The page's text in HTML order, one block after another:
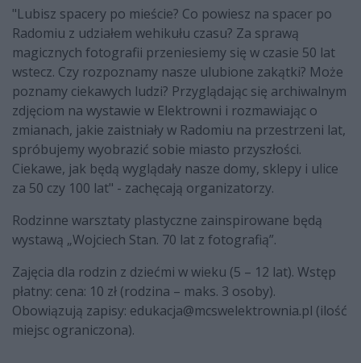
"Lubisz spacery po mieście? Co powiesz na spacer po
Radomiu z udziałem wehikułu czasu? Za sprawą
magicznych fotografii przeniesiemy się w czasie 50 lat
wstecz. Czy rozpoznamy nasze ulubione zakątki? Może
poznamy ciekawych ludzi? Przyglądając się archiwalnym
zdjęciom na wystawie w Elektrowni i rozmawiając o
zmianach, jakie zaistniały w Radomiu na przestrzeni lat,
spróbujemy wyobrazić sobie miasto przyszłości.
Ciekawe, jak będą wyglądały nasze domy, sklepy i ulice
za 50 czy 100 lat" - zachęcają organizatorzy.
Rodzinne warsztaty plastyczne zainspirowane będą
wystawą „Wojciech Stan. 70 lat z fotografią”.
Zajęcia dla rodzin z dziećmi w wieku (5 – 12 lat). Wstęp
płatny: cena: 10 zł (rodzina – maks. 3 osoby).
Obowiązują zapisy: edukacja@mcswelektrownia.pl (ilość
miejsc ograniczona).